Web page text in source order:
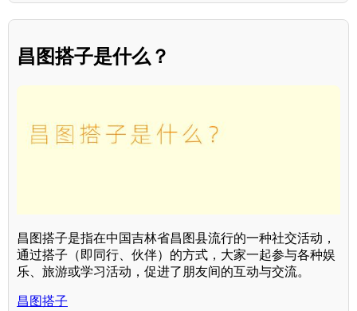
昌图搭子是什么？
昌图搭子是指在中国吉林省昌图县流行的一种社交活动，
通过搭子（即同行、伙伴）的方式，大家一起参与各种娱
乐、旅游或学习活动，促进了朋友间的互动与交流。
昌图搭子